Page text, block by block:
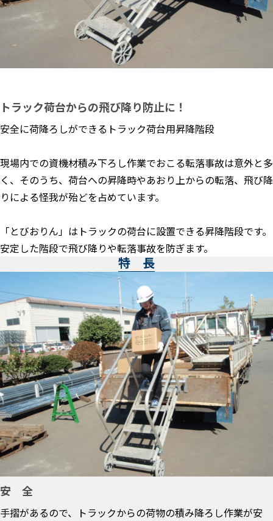
トラック荷台からの飛び降り防止に！
安全に荷降ろしができるトラック荷台用昇降階段
現場内での資機材積み下ろし作業でおこる転落事故は意外と多
く、そのうち、荷台への昇降時やあおり上からの転落、飛び降
りによる怪我が殆どを占めています。
「とびおりん」はトラックの荷台に設置できる昇降階段です。
安定した階段で飛び降りや転落事故を防ぎます。
特 長
安 全
手摺があるので、トラックからの荷物の積み降ろし作業が安